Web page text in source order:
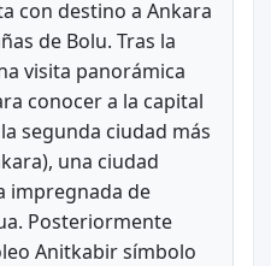
con destino a Ankara
de Bolu. Tras la
visita panorámica
conocer a la capital
segunda ciudad más
una ciudad
impregnada de
Posteriormente
Anitkabir símbolo